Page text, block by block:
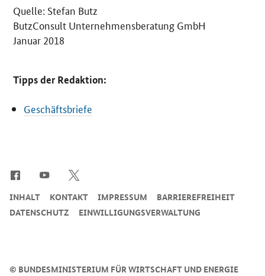
Quelle: Stefan Butz
ButzConsult Unternehmensberatung GmbH
Januar 2018
Tipps der Redaktion:
Geschäftsbriefe
© BUNDESMINISTERIUM FÜR WIRTSCHAFT UND ENERGIE
INHALT KONTAKT IMPRESSUM
BARRIEREFREIHEIT
DATENSCHUTZ
EINWILLIGUNGSVERWALTUNG